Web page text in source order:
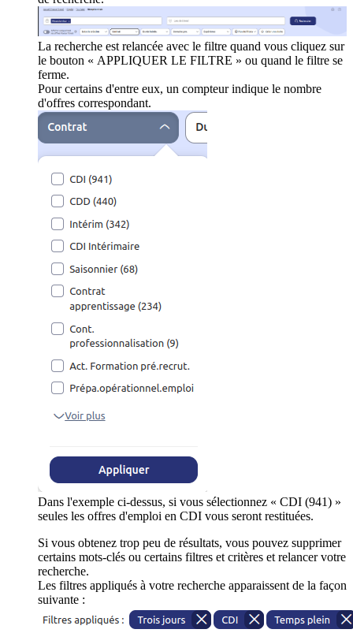
La recherche est relancée avec le filtre quand vous cliquez sur
le bouton « APPLIQUER LE FILTRE » ou quand le filtre se
ferme.
Pour certains d'entre eux, un compteur indique le nombre
d'offres correspondant.
Dans l'exemple ci-dessus, si vous sélectionnez « CDI (941) »
seules les offres d'emploi en CDI vous seront restituées.
Si vous obtenez trop peu de résultats, vous pouvez supprimer
certains mots-clés ou certains filtres et critères et relancer votre
recherche.
Les filtres appliqués à votre recherche apparaissent de la façon
suivante :